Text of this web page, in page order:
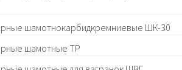
шамотнокарбидкремниевые ШК-30
шамотные ТР